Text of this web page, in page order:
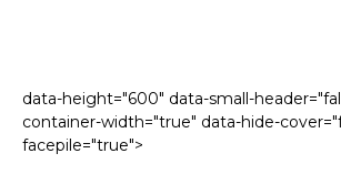
data-height="600" data-small-
container-width="true" data-hide-
facepile="true">